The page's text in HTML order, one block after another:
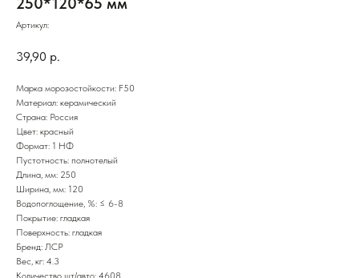
Артикул:
39,90 р.
Марка морозостойкости: F50
Материал: керамический
Страна: Россия
Цвет: красный
Формат: 1 НФ
Пустотность: полнотелый
Длина, мм: 250
Ширина, мм: 120
Водопоглощение, %: ≤ 6-8
Покрытие: гладкая
Поверхность: гладкая
Бренд: ЛСР
Вес, кг: 4.3
Количество шт/авто: 4608